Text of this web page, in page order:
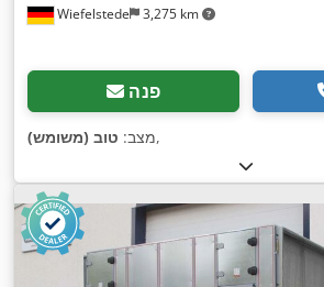
Wiefelstede 3,275 km
פנה
מצב: טוב (משומש) ,